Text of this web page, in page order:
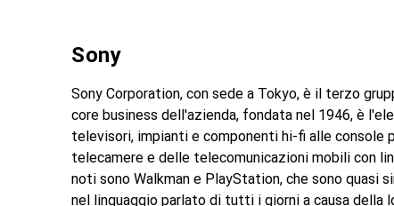
Sony
Sony Corporation, con sede a Tokyo, è il terzo
core business dell'azienda, fondata nel 1946, è
televisori, impianti e componenti hi-fi alle console
telecamere e delle telecomunicazioni mobili con
noti sono Walkman e PlayStation, che sono
nel linguaggio parlato di tutti i giorni a causa della